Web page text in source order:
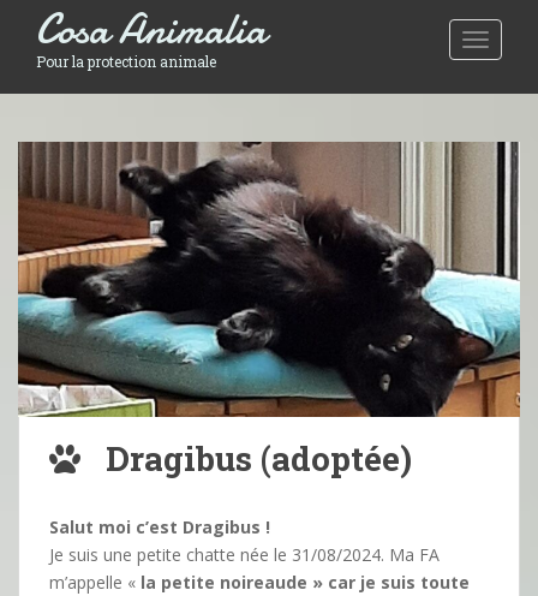
Toggle
Cosa Animalia
Pour la protection animale
Dragibus (adoptée)
Salut moi c’est Dragibus !
Je suis une petite chatte née le 31/08/2024. Ma FA
m’appelle « la petite noireaude » car je suis toute